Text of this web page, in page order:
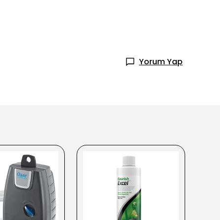
Yorum Yap